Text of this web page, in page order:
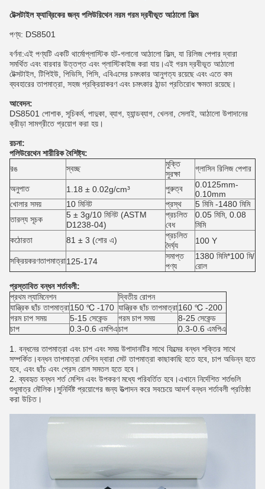
টেক্সটাইল ফ্যাব্রিকের জন্য পলিউরিথেন নরম গরম দ্রবীভূত আঠালো ফিল্ম
পণ্য: DS8501
বর্ণনা:এই পণ্যটি একটি থার্মোপ্লাস্টিক হট-গলানো আঠালো ফিল্ম, যা রিলিজ পেপার দ্বারা
সমর্থিত এবং বারবার উত্তপ্ত এবং প্লাস্টিকাইজ করা যায়।এই গরম দ্রবীভূত আঠালো
টেক্সটাইল, টিপিইউ, পিভিসি, পিসি, এবিএসের চমৎকার আনুগত্য রয়েছে এবং এতে কম
ব্যবহারের তাপমাত্রা, সহজ প্রক্রিয়াকরণ এবং চমৎকার ঠান্ডা প্রতিরোধ ক্ষমতা রয়েছে।
আবেদন:
DS8501 পোশাক, সূচিকর্ম, পাদুকা, ব্যাগ, হ্যান্ডব্যাগ, খেলনা, সেলাই, আঠালো উপাদানের
ক্রীড়া সামগ্রীতে প্রয়োগ করা হয়।
রচনা:
পলিউরেথেন শারীরিক বৈশিষ্ট্য:
রঙ
স্বচ্ছ
মুক্তি
সুরক্ষা
গ্লাসিন রিলিজ পেপার
অনুপাত 1.18 ± 0.02g/cm³ পুরুত্ব
0.0125mm-
0.10mm
খোলার সময়
10 মিনিট প্রস্থ
5 মিমি -1480 মিমি
তারল্য সূচক
5 ± 3g/10 মিনিট (ASTM
D1238-04)
প্রচলিত
বেধ
0.05 মিমি, 0.08
মিমি
কঠোরতা
81 ± 3 (শোর এ)
প্রচলিত
দৈর্ঘ্য
100 Y
সক্রিয়করণতাপমাত্রা125-174
সমাপ্ত
পণ্য
1380 মিমি*100 মি/
রোল
প্রস্তাবিত বন্ধন শর্তাবলী:
প্রথম ল্যামিনেশন
দ্বিতীয় রোপন
যান্ত্রিক ছাঁচ তাপমাত্রা150 ℃ -170 যান্ত্রিক ছাঁচ তাপমাত্রা160 ℃ -200
গরম চাপ সময়
5-15 সেকেন্ড গরম চাপ সময়
8-25 সেকেন্ড
চাপ
0.3-0.6 এমপিএচাপ 0.3-0.6 এমপিএ
1. বন্ধনের তাপমাত্রা এবং চাপ এবং সময় উপাদানটির সাথে ফিল্মের বন্ধন শক্তির সাথে
সম্পর্কিত।বন্ধন তাপমাত্রা মেশিন দ্বারা সেট তাপমাত্রা কাছাকাছি হতে হবে, চাপ অভিন্ন হতে
হবে, এবং ছাঁচ এবং প্রেস রোল সমতল হতে হবে।
2. ব্যবহৃত বন্ধন শর্ত মেশিন এবং উপকরণ মধ্যে পরিবর্তিত হবে।এখানে নির্দেশিত শর্তগুলি
শুধুমাত্র মৌলিক।সুনির্দিষ্ট প্রয়োগের জন্য উত্পাদন করে সবচেয়ে আদর্শ বন্ধন শর্তাবলী প্রতিষ্ঠা
করা উচিত।